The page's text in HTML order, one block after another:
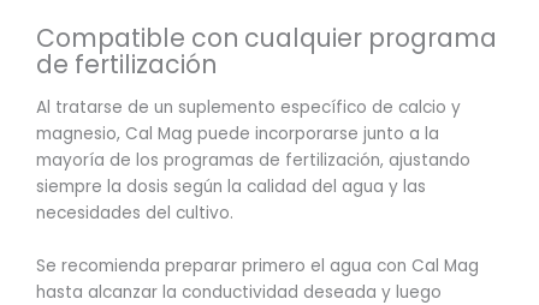
Compatible con cualquier programa
de fertilización
Al tratarse de un suplemento específico de calcio y
magnesio, Cal Mag puede incorporarse junto a la
mayoría de los programas de fertilización, ajustando
siempre la dosis según la calidad del agua y las
necesidades del cultivo.
Se recomienda preparar primero el agua con Cal Mag
hasta alcanzar la conductividad deseada y luego